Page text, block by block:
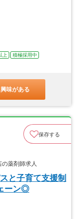
上
積極採用中
味がある
保存する
薬剤師求人
と子育て支援制
ーン◎